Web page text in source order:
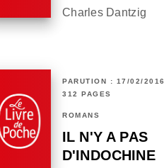
Charles Dantzig
PARUTION : 17/02/2016
312 PAGES
ROMANS
IL N'Y A PAS
D'INDOCHINE